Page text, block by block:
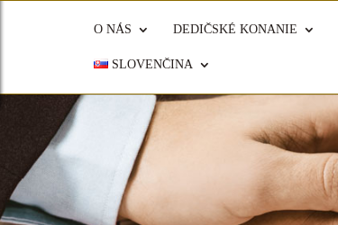
O NÁS DEDIČSKÉ KONANIE
SLOVENČINA